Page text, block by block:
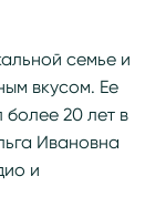
семье и
вкусом. Ее
20 лет в
Ивановна
и